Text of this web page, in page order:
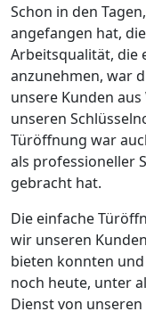
Schon in den
angefangen hat,
Arbeitsqualität, die
anzunehmen, war
unsere Kunden
unseren
Türöffnung war
als professioneller
gebracht hat.
Die einfache
wir unseren
bieten konnten
noch heute, unter
Dienst von